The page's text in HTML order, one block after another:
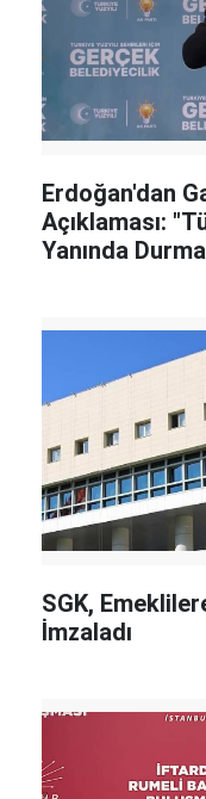
Erdoğan'dan
Açıklaması:
Yanında
SGK,
İmzaladı